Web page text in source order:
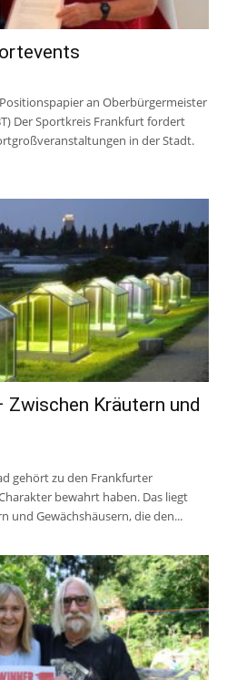
an Oberbürgermeister
Der Sportkreis Frankfurt fordert
in der Stadt.
Zwischen Kräutern und
gehört zu den Frankfurter
bewahrt haben. Das liegt
und Gewächshäusern, die den...